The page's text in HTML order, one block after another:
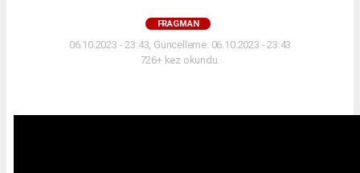
FRAGMAN
06.10.2023 - 23:43, Güncelleme: 06.10.2023 - 23:43
726+ kez okundu.